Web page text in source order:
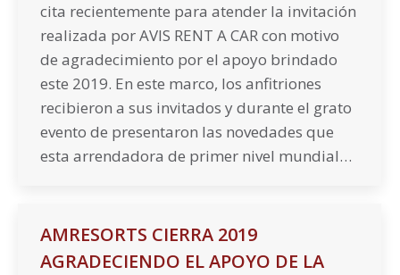
cita recientemente para atender la invitación
realizada por AVIS RENT A CAR con motivo
de agradecimiento por el apoyo brindado
este 2019. En este marco, los anfitriones
recibieron a sus invitados y durante el grato
evento de presentaron las novedades que
esta arrendadora de primer nivel mundial…
AMRESORTS CIERRA 2019
AGRADECIENDO EL APOYO DE LA